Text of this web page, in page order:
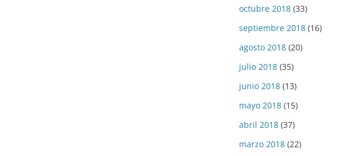
octubre 2018 (33)
septiembre 2018 (16)
agosto 2018 (20)
julio 2018 (35)
junio 2018 (13)
mayo 2018 (15)
abril 2018 (37)
marzo 2018 (22)